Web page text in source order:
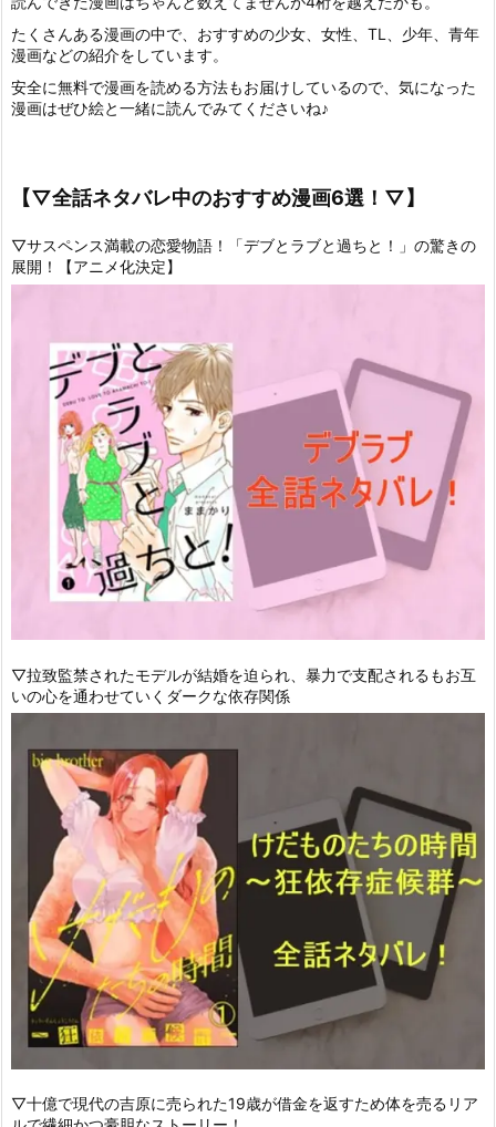
たくさんある漫画の中で、おすすめの少女、女性、TL、少年、青年
漫画などの紹介をしています。
安全に無料で漫画を読める方法もお届けしているので、気になった
漫画はぜひ絵と一緒に読んでみてくださいね♪
【▽全話ネタバレ中のおすすめ漫画6選！▽】
▽サスペンス満載の恋愛物語！「デブとラブと過ちと！」の驚きの
展開！【アニメ化決定】
▽拉致監禁されたモデルが結婚を迫られ、暴力で支配されるもお互
いの心を通わせていくダークな依存関係
▽十億で現代の吉原に売られた19歳が借金を返すため体を売るリア